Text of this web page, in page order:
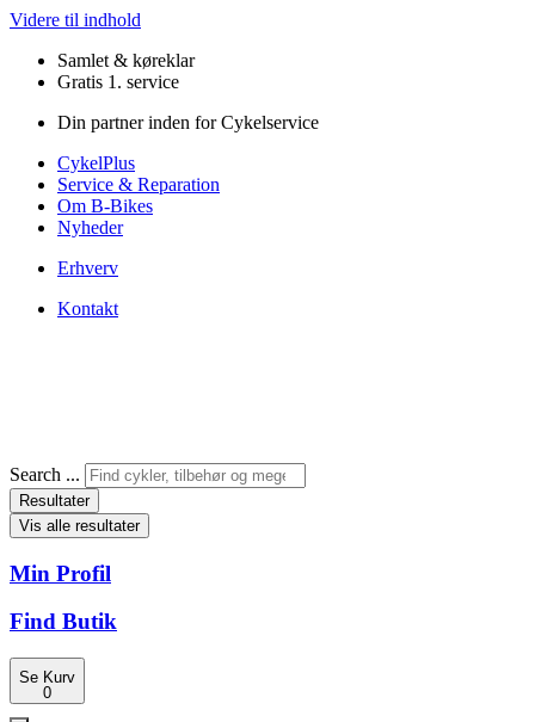
Videre til indhold
Samlet & køreklar
Gratis 1. service
Din partner inden for Cykelservice
CykelPlus
Service & Reparation
Om B-Bikes
Nyheder
Erhverv
Kontakt
Search ...
Resultater
Vis alle resultater
Min Profil
Find Butik
Se Kurv
0